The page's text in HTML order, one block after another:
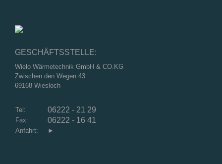
GESCHÄFTSSTELLE:
Wielo Wärmetechnik GmbH & CO.KG
Zwischen den Wegen 43
69168 Wiesloch
Tel: 06222 - 21 29
Fax: 06222 - 16 41
Anfahrt: ►